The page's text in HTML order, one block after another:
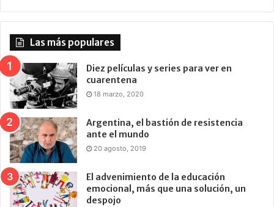
Las más populares
Diez películas y series para ver en
cuarentena
18 marzo, 2020
Argentina, el bastión de resistencia
ante el mundo
20 agosto, 2019
El advenimiento de la educación
emocional, más que una solución, un
despojo